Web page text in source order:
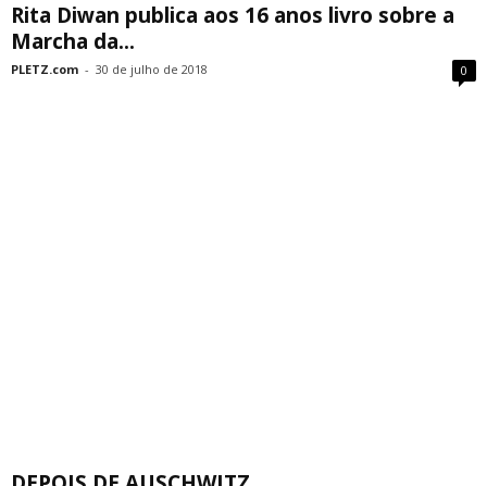
Rita Diwan publica aos 16 anos livro sobre a
Marcha da...
PLETZ.com - 30 de julho de 2018 0